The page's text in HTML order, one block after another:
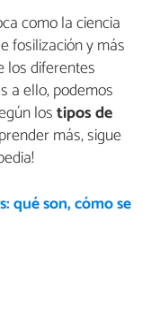
como la ciencia
fosilización y más
los diferentes
a ello, podemos
lostipos de
más, sigue
qué son, cómo se